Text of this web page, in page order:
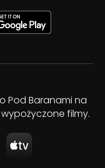
Pod Baranami na
filmy.